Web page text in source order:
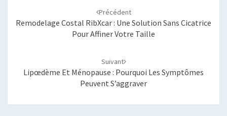
Précédent
Remodelage Costal RibXcar : Une Solution Sans Cicatrice
Pour Affiner Votre Taille
Suivant
Lipœdème Et Ménopause : Pourquoi Les Symptômes
Peuvent S’aggraver